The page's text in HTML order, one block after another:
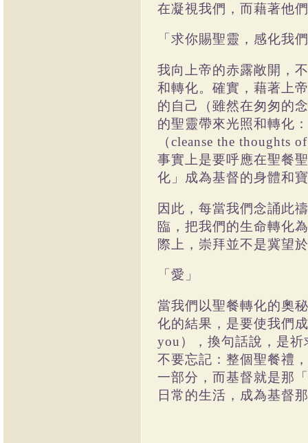
在凝視我們，而藉著他
「求你賜聖靈，感化我
我向上帝的赤露敞開，
和轉化。確實，藉著上
的自己（雖然在匆匆的
的聖靈帶來光照和轉化
（cleanse the thoughts
事實上是要呼應在聖餐
化」成為基督的身體和
因此，每當我們念誦此
臨，把我們的生命轉化
際上，崇拜並不是冀望
「愛」
當我們以聖餐轉化的奧
化的結果，是要使我們
you ），換句話說，是
不要忘記：整個聖餐禮
一部分，而基督就是那
日常的生活，成為基督